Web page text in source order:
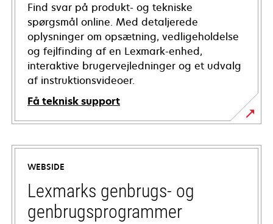
Find svar på produkt- og tekniske
spørgsmål online. Med detaljerede
oplysninger om opsætning, vedligeholdelse
og fejlfinding af en Lexmark-enhed,
interaktive brugervejledninger og et udvalg
af instruktionsvideoer.
Få teknisk support
opens
in
new
tab
WEBSIDE
Lexmarks genbrugs- og
genbrugsprogrammer